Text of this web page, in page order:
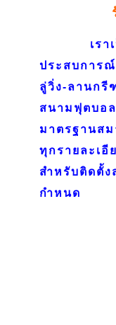
เราเป็นผู้
ประสบการ
ลู่วิ่ง-ลานกรี
สนามฟุตบอ
มาตรฐานส
ทุกรายละเ
สำหรับติดตั้
กำหนด